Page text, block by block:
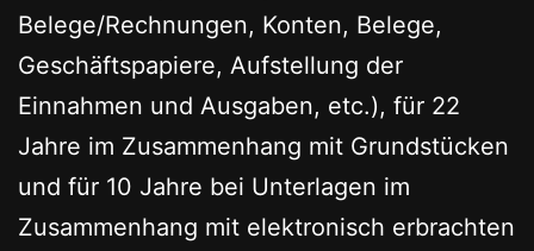
Belege/Rechnungen, Konten, Belege,
Geschäftspapiere, Aufstellung der
Einnahmen und Ausgaben, etc.), für 22
Jahre im Zusammenhang mit Grundstücken
und für 10 Jahre bei Unterlagen im
Zusammenhang mit elektronisch erbrachten